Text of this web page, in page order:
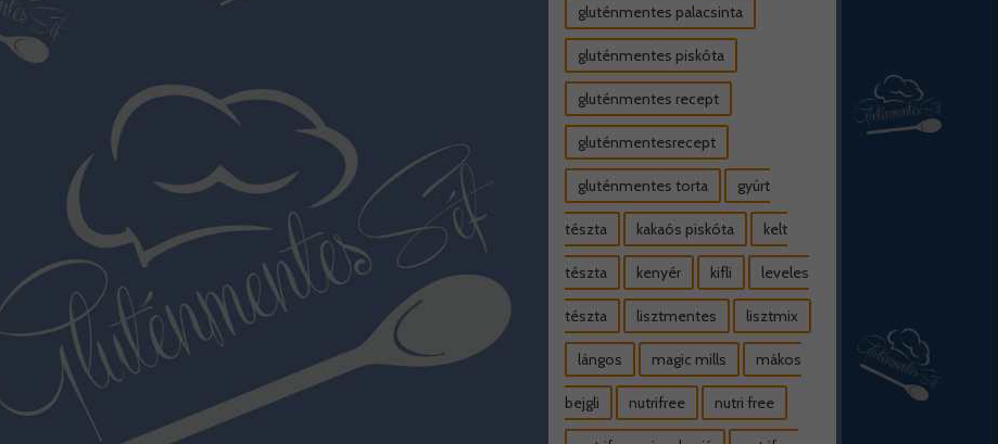
gluténmentes palacsinta
gluténmentes piskóta
gluténmentes recept
gluténmentesrecept
gluténmentes torta gyúrt
tészta kakaós piskóta kelt
tészta kenyér kifli leveles
tészta lisztmentes lisztmix
lángos magic mills mákos
bejgli nutrifree nutri free